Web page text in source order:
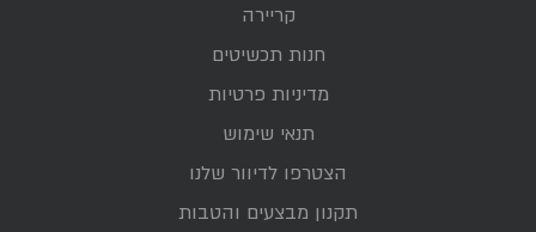
קריירה
חנות תכשיטים
מדיניות פרטיות
תנאי שימוש
הצטרפו לדיוור שלנו
תקנון מבצעים והטבות